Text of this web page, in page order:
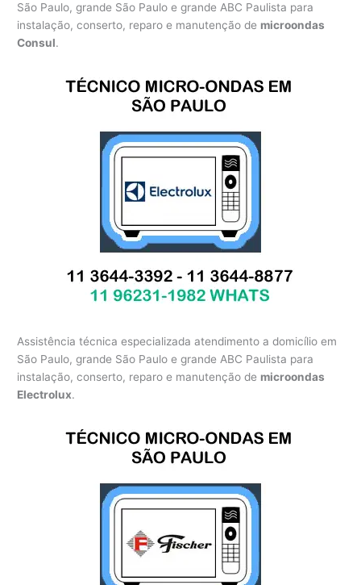
São Paulo, grande São Paulo e grande ABC Paulista para
instalação, conserto, reparo e manutenção de microondas
Consul.
Assistência técnica especializada atendimento a domicílio em
São Paulo, grande São Paulo e grande ABC Paulista para
instalação, conserto, reparo e manutenção de microondas
Electrolux.